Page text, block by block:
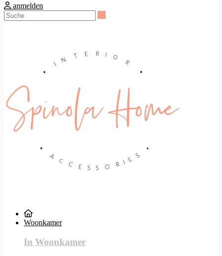
anmelden
Woonkamer
In Woonkamer